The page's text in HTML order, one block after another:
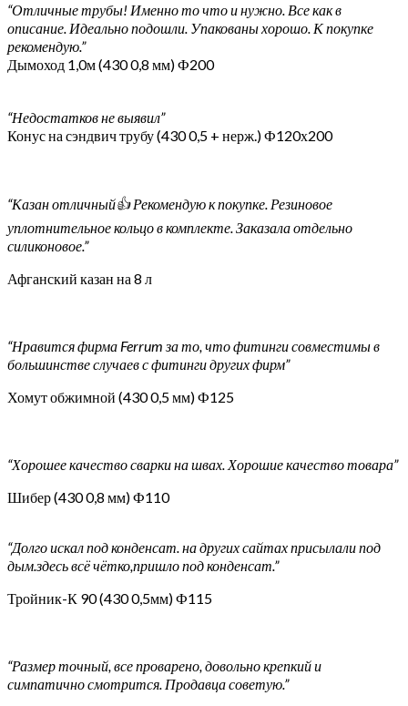
“Отличные трубы! Именно то что и нужно. Все как в
описание. Идеально подошли. Упакованы хорошо. К покупке
рекомендую.”
Дымоход 1,0м (430 0,8 мм) Ф200
“Недостатков не выявил”
Конус на сэндвич трубу (430 0,5 + нерж.) Ф120х200
“Казан отличный👍 Рекомендую к покупке. Резиновое
уплотнительное кольцо в комплекте. Заказала отдельно
силиконовое.”
Афганский казан на 8 л
“Нравится фирма Ferrum за то, что фитинги совместимы в
большинстве случаев с фитинги других фирм”
Хомут обжимной (430 0,5 мм) Ф125
“Хорошее качество сварки на швах. Хорошие качество товара”
Шибер (430 0,8 мм) Ф110
“Долго искал под конденсат. на других сайтах присылали под
дым.здесь всё чётко,пришло под конденсат.”
Тройник-К 90 (430 0,5мм) Ф115
“Размер точный, все проварено, довольно крепкий и
симпатично смотрится. Продавца советую.”